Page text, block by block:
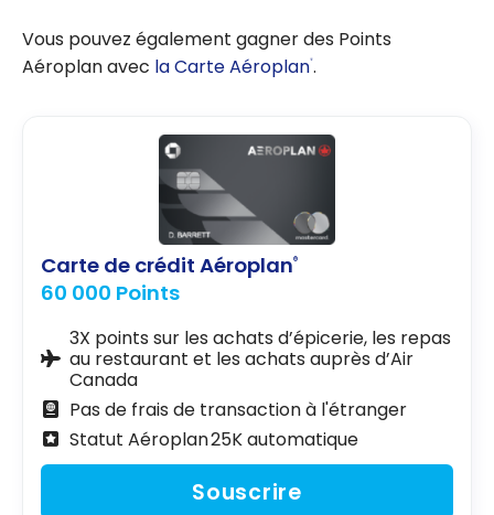
Vous pouvez également gagner des Points
Aéroplan avec la Carte Aéroplan®.
Carte de crédit Aéroplan®
60 000 Points
3X points sur les achats d’épicerie, les repas
au restaurant et les achats auprès d’Air
Canada
Pas de frais de transaction à l'étranger
Statut Aéroplan 25K automatique
Souscrire